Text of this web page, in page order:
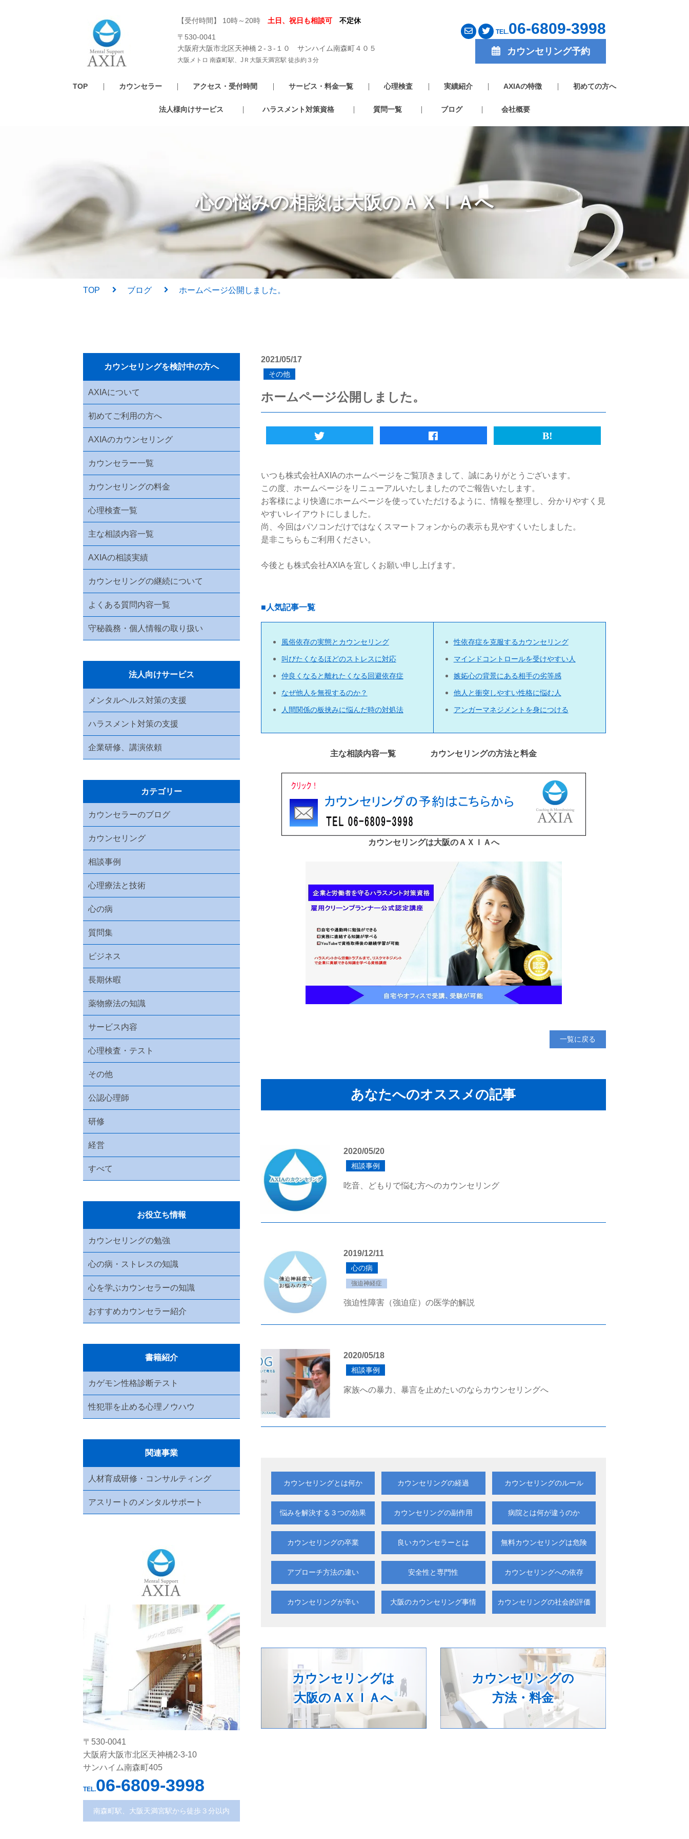
【受付時間】 10時～20時 土日、祝日も相談可 不定休
〒530-0041
大阪府大阪市北区天神橋２-３-１０ サンハイム南森町４０５
大阪メトロ 南森町駅、JＲ大阪天満宮駅 徒歩約３分
TEL.06-6809-3998
カウンセリング予約
TOP カウンセラー アクセス・受付時間 サービス・料金一覧 心理検査 実績紹介 AXIAの特徴 初めての方へ
法人様向けサービス ハラスメント対策資格 質問一覧 ブログ 会社概要
心の悩みの相談は大阪のＡＸＩＡへ
TOP ブログ ホームページ公開しました。
2021/05/17
その他
ホームページ公開しました。
いつも株式会社AXIAのホームページをご覧頂きまして、誠にありがとうございます。
この度、ホームページをリニューアルいたしましたのでご報告いたします。
お客様により快適にホームページを使っていただけるように、情報を整理し、分かりやすく見
やすいレイアウトにしました。
尚、今回はパソコンだけではなくスマートフォンからの表示も見やすくいたしました。
是非こちらもご利用ください。
今後とも株式会社AXIAを宜しくお願い申し上げます。
一覧に戻る
あなたへのオススメの記事
2020/05/20
相談事例
吃音、どもりで悩む方へのカウンセリング
2019/12/11
心の病
強迫神経症
強迫性障害（強迫症）の医学的解説
2020/05/18
相談事例
家族への暴力、暴言を止めたいのならカウンセリングへ
カウンセリングとは何か カウンセリングの経過 カウンセリングのルール
悩みを解決する ３つの効果 カウンセリングの副作用 病院とは何が違うのか
カウンセリングの卒業 良いカウンセラーとは 無料カウンセリングは危険
アプローチ方法の違い 安全性と専門性 カウンセリングへの依存
カウンセリングが辛い 大阪のカウンセリング事情 カウンセリングの社会的評価
カウンセリングは
大阪のＡＸＩＡへ
カウンセリングの
方法・料金
カウンセリングを検討中の方へ
AXIAについて
初めてご利用の方へ
AXIAのカウンセリング
カウンセラー一覧
カウンセリングの料金
心理検査一覧
主な相談内容一覧
AXIAの相談実績
カウンセリングの継続について
よくある質問内容一覧
守秘義務・個人情報の取り扱い
法人向けサービス
メンタルヘルス対策の支援
ハラスメント対策の支援
企業研修、講演依頼
カテゴリー
カウンセラーのブログ
カウンセリング
相談事例
心理療法と技術
心の病
質問集
ビジネス
長期休暇
薬物療法の知識
サービス内容
心理検査・テスト
その他
公認心理師
研修
経営
すべて
お役立ち情報
カウンセリングの勉強
心の病・ストレスの知識
心を学ぶカウンセラーの知識
おすすめカウンセラー紹介
書籍紹介
カゲモン性格診断テスト
性犯罪を止める心理ノウハウ
関連事業
人材育成研修・コンサルティング
アスリートのメンタルサポート
〒530-0041
大阪府大阪市北区天神橋2-3-10
サンハイム南森町405
TEL.06-6809-3998
南森町駅、大阪天満宮駅から徒歩３分以内